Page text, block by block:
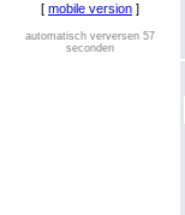
[ mobile version ]
automatisch verversen 57
seconden